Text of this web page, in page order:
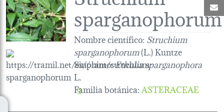
sparganophorum
Nombre científico: Struchium
sparganophorum(L.) Kuntze
Sinónimo:Ethulia sparganophora
L.
Familia botánica:ASTERACEAE